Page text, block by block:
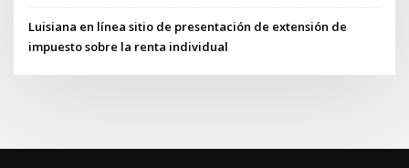
Luisiana en línea sitio de presentación de extensión de
impuesto sobre la renta individual